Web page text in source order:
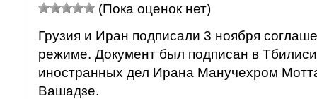
(Пока оценок нет)
Грузия и Иран подписали 3 ноября
режиме. Документ был подписан в
иностранных дел Ирана Манучехром
Вашадзе.